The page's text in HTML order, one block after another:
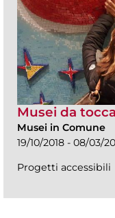
Musei da
Musei in Comune
19/10/2018 - 08/03/
Progetti accessibili